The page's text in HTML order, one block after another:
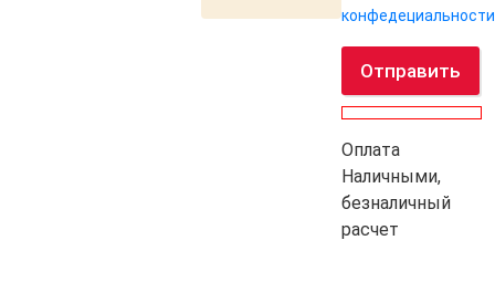
конфедециальности
Отправить
Оплата
Наличными,
безналичный
расчет